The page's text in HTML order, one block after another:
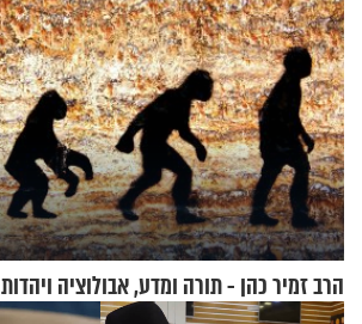
הרב זמיר כהן - תורה ומדע, אבולוציה ויהדות